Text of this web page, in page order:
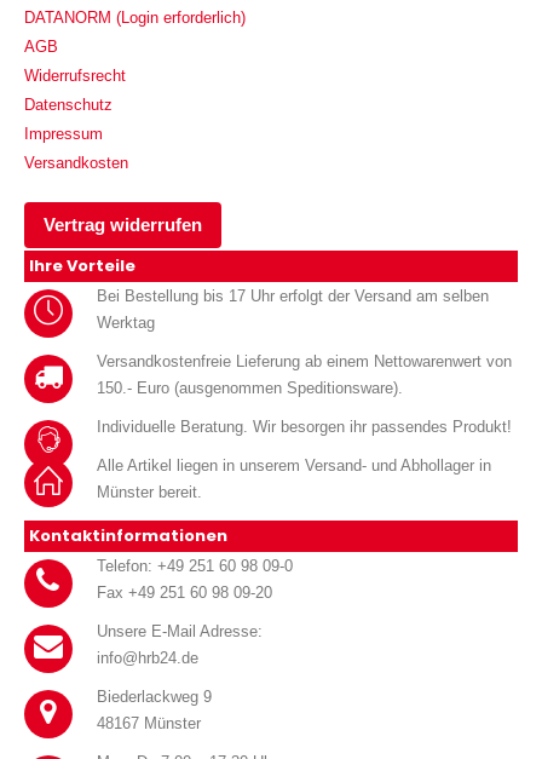
DATANORM (Login erforderlich)
AGB
Widerrufsrecht
Datenschutz
Impressum
Versandkosten
Vertrag widerrufen
Ihre Vorteile
Bei Bestellung bis 17 Uhr erfolgt der Versand am selben
Werktag
Versandkostenfreie Lieferung ab einem Nettowarenwert von
150.- Euro (ausgenommen Speditionsware).
Individuelle Beratung. Wir besorgen ihr passendes Produkt!
Alle Artikel liegen in unserem Versand- und Abhollager in
Münster bereit.
Kontaktinformationen
Telefon: +49 251 60 98 09-0
Fax +49 251 60 98 09-20
Unsere E-Mail Adresse:
info@hrb24.de
Biederlackweg 9
48167 Münster